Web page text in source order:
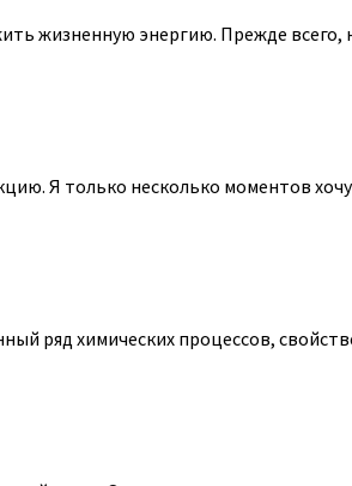
жизненную энергию. Прежде всего,
Я только несколько моментов
ряд химических процессов,